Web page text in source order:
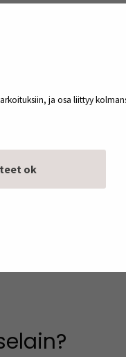
ja osa liittyy
ok